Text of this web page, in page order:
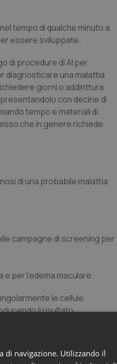
tempo di qualche minuto a
essere sviluppate.
di procedure di AI per
diagnosticare una malattia
giorni o addirittura
con decine di
tempo e materiali di
che in genere richiede
di una probabile malattia
campagne di screening per
per l’edema maculare
le cellule
il risultato
fare sempre di suo, come
di navigazione. Utilizzando il